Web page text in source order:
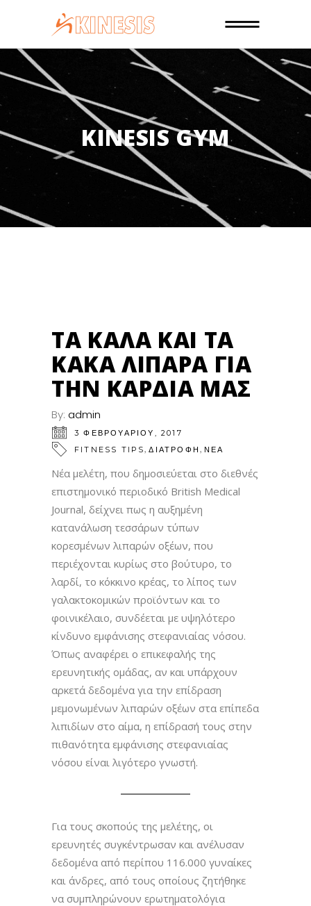
KINESIS GYM
ΤΑ ΚΑΛΆ ΚΑΙ ΤΑ
ΚΑΚΆ ΛΙΠΑΡΆ ΓΙΑ
ΤΗΝ ΚΑΡΔΙΆ ΜΑΣ
By: admin
3 ΦΕΒΡΟΥΑΡΊΟΥ, 2017
FITNESS TIPS,ΔΙΑΤΡΟΦΗ,ΝΕΑ
Νέα μελέτη, που δημοσιεύεται στο διεθνές
επιστημονικό περιοδικό British Medical
Journal, δείχνει πως η αυξημένη
κατανάλωση τεσσάρων τύπων
κορεσμένων λιπαρών οξέων, που
περιέχονται κυρίως στο βούτυρο, το
λαρδί, το κόκκινο κρέας, το λίπος των
γαλακτοκομικών προϊόντων και το
φοινικέλαιο, συνδέεται με υψηλότερο
κίνδυνο εμφάνισης στεφανιαίας νόσου.
Όπως αναφέρει ο επικεφαλής της
ερευνητικής ομάδας, αν και υπάρχουν
αρκετά δεδομένα για την επίδραση
μεμονωμένων λιπαρών οξέων στα επίπεδα
λιπιδίων στο αίμα, η επίδρασή τους στην
πιθανότητα εμφάνισης στεφανιαίας
νόσου είναι λιγότερο γνωστή.
Για τους σκοπούς της μελέτης, οι
ερευνητές συγκέντρωσαν και ανέλυσαν
δεδομένα από περίπου 116.000 γυναίκες
και άνδρες, από τους οποίους ζητήθηκε
να συμπληρώνουν ερωτηματολόγια